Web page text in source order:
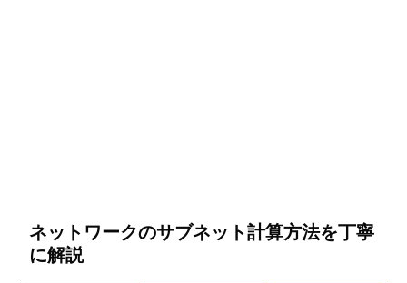
ネットワークのサブネット計算方法を丁寧
に解説